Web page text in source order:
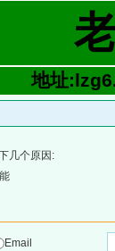
地址
几个原因:
Email